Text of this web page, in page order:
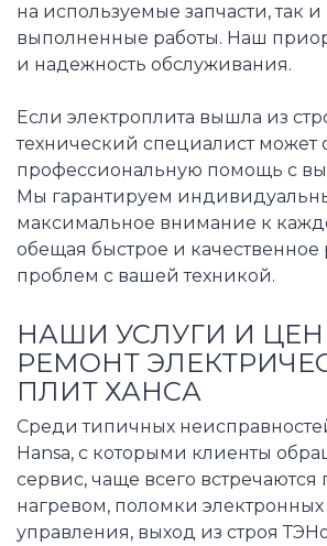
на используемые запчасти, так и
выполненные работы. Наш
и надежность обслуживания.
Если электроплита вышла из
технический специалист может
профессиональную помощь с
Мы гарантируем
максимальное внимание к
обещая быстрое и
проблем с вашей техникой.
НАШИ УСЛУГИ И
РЕМОНТ
ПЛИТ ХАНСА
Среди типичных
Hansa, с которыми клиенты
сервис, чаще всего
нагревом, поломки
управления, выход из строя